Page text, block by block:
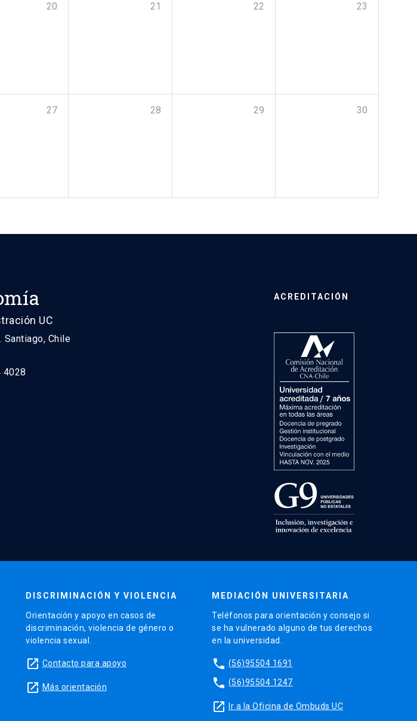
20 21 22 23
27 28 29 30
UC
Santiago, Chile
4028
ACREDITACIÓN
DISCRIMINACIÓN Y VIOLENCIA
Orientación y apoyo en casos de
discriminación, violencia de género o
violencia sexual.
launch Contacto para apoyo
launch Más orientación
MEDIACIÓN UNIVERSITARIA
Teléfonos para orientación y consejo si
se ha vulnerado alguno de tus derechos
en la universidad.
phone (56)95504 1691
phone (56)95504 1247
launch Ir a la Oficina de Ombuds UC